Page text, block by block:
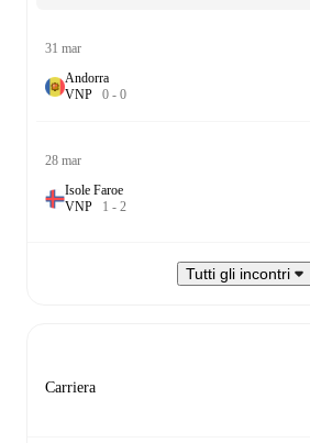
31 mar
Andorra
VNP 0 - 0
28 mar
Isole Faroe
VNP 1 - 2
Tutti gli incontri
Carriera